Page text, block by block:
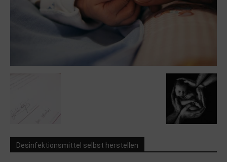
Desinfektionsmittel selbst herstellen